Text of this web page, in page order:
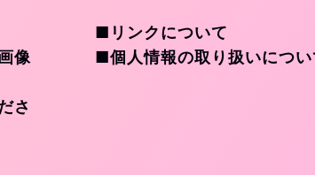
像
さ
■リンクについて
■個人情報の取り扱いについ